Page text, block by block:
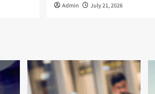
Admin July 21, 2026